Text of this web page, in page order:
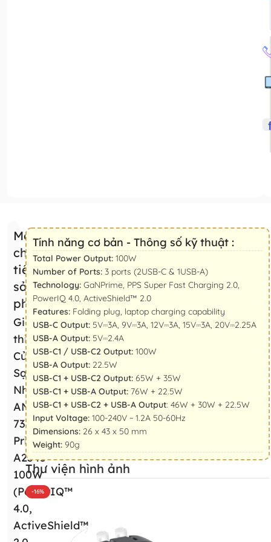
Mô tả
chi
tiết
sản
phẩm
Giới
thiệu
Củ
Sạc
Nhanh
ANKER
737
Prime
A2343
100W
(PowerIQ™
4.0,
ActiveShield™
Tính năng cơ bản - Thông số kỹ thuật :
Total Power Output: 100W
Number of Ports: 3 ports (2USB-C & 1USB-A)
Technology: GaNPrime, PPS Super Fast Charging 2.0,
PowerIQ 4.0, ActiveShield™ 2.0
Features: Folding plug, laptop charging capability
USB-C Output: 5V⎓3A, 9V⎓3A, 12V⎓3A, 15V⎓3A, 20V⎓2.25A
USB-A Output: 5V⎓2.4A
USB-C1 / USB-C2 Output: 100W
USB-A Output: 22.5W
USB-C1 + USB-C2 Output: 65W + 35W
USB-C1 + USB-A Output: 76W + 22.5W
USB-C1 + USB-C2 + USB-A Output: 46W + 30W + 22.5W
Input Voltage: 100-240V ~ 1.2A 50-60Hz
Dimensions: 26 x 43 x 50 mm
Weight: 90g
Thư viện hình ảnh
-16%